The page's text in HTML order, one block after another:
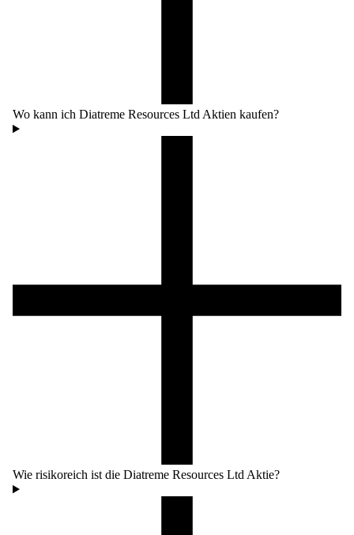
Wo kann ich Diatreme Resources Ltd Aktien kaufen?
Wie risikoreich ist die Diatreme Resources Ltd Aktie?